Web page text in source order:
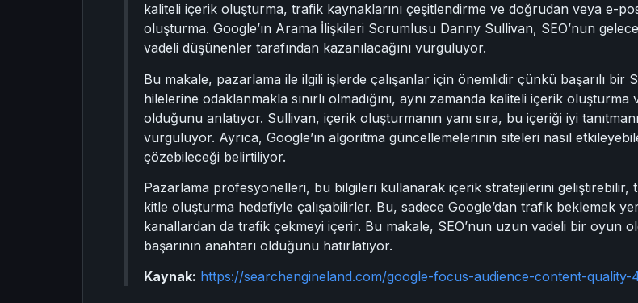
kaliteli içerik oluşturma, trafik kaynaklarını çeşitlendirme ve doğrudan veya e-
oluşturma. Google’ın Arama İlişkileri Sorumlusu Danny Sullivan, SEO’nun
vadeli düşünenler tarafından kazanılacağını vurguluyor.
Bu makale, pazarlama ile ilgili işlerde çalışanlar için önemlidir çünkü başarılı bir
hilelerine odaklanmakla sınırlı olmadığını, aynı zamanda kaliteli içerik
olduğunu anlatıyor. Sullivan, içerik oluşturmanın yanı sıra, bu içeriği iyi
vurguluyor. Ayrıca, Google’ın algoritma güncellemelerinin siteleri nasıl
çözebileceği belirtiliyor.
Pazarlama profesyonelleri, bu bilgileri kullanarak içerik stratejilerini geliştirebilir,
kitle oluşturma hedefiyle çalışabilirler. Bu, sadece Google’dan trafik beklemek
kanallardan da trafik çekmeyi içerir. Bu makale, SEO’nun uzun vadeli bir oyun
başarının anahtarı olduğunu hatırlatıyor.
Kaynak: https://searchengineland.com/google-focus-audience-content-quality-